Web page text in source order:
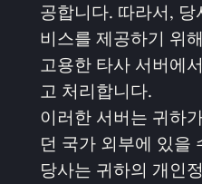
공합니다. 따라서,
비스를 제공하기 위
고용한 타사 서버에
고 처리합니다.
이러한 서버는 귀하
던 국가 외부에 있을
당사는 귀하의 개인